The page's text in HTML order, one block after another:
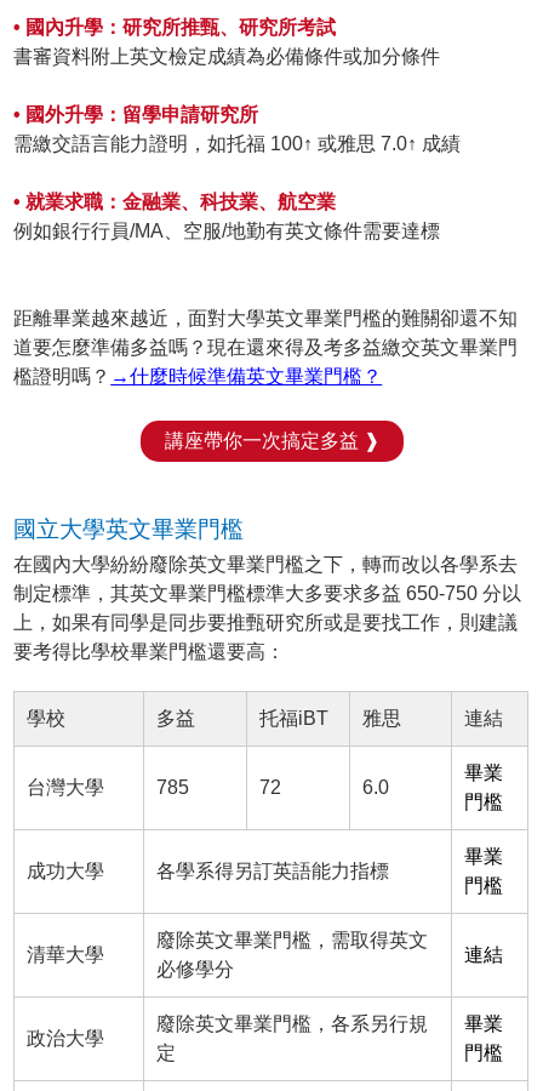
• 國內升學：研究所推甄、研究所考試
書審資料附上英文檢定成績為必備條件或加分條件
• 國外升學：留學申請研究所
需繳交語言能力證明，如托福 100↑ 或雅思 7.0↑ 成績
• 就業求職：金融業、科技業、航空業
例如銀行行員/MA、空服/地勤有英文條件需要達標
距離畢業越來越近，面對大學英文畢業門檻的難關卻還不知
道要怎麼準備多益嗎？現在還來得及考多益繳交英文畢業門
檻證明嗎？ →什麼時候準備英文畢業門檻？
講座帶你一次搞定多益 ❱
國立大學英文畢業門檻
在國內大學紛紛廢除英文畢業門檻之下，轉而改以各學系去
制定標準，其英文畢業門檻標準大多要求多益 650-750 分以
上，如果有同學是同步要推甄研究所或是要找工作，則建議
要考得比學校畢業門檻還要高：
學校 多益 托福iBT 雅思 連結
台灣大學 785 72 6.0
畢業
門檻
成功大學 各學系得另訂英語能力指標
畢業
門檻
清華大學
廢除英文畢業門檻，需取得英文
必修學分
連結
政治大學
廢除英文畢業門檻，各系另行規
定
畢業
門檻